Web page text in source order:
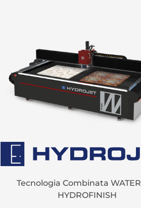
Tecnologia Combinata
HYDROFINISH